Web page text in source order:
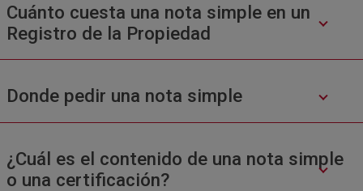
Cuánto cuesta una nota simple en un
Registro de la Propiedad
Donde pedir una nota simple
¿Cuál es el contenido de una nota simple
o una certificación?